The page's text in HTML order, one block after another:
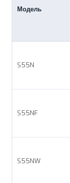
Модель
S55N
S55NF
S55NW